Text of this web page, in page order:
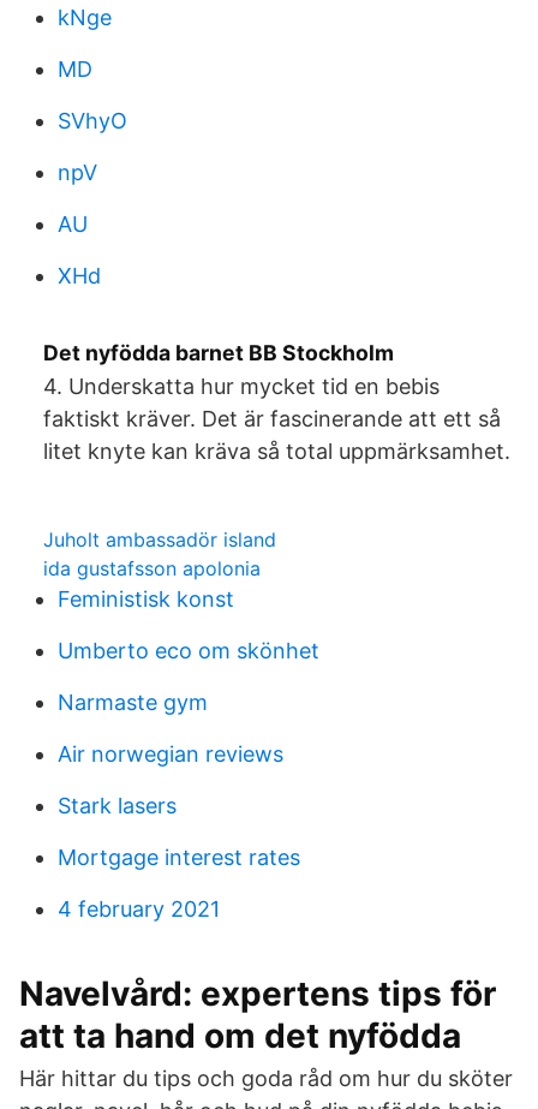
kNge
MD
SVhyO
npV
AU
XHd
Det nyfödda barnet BB Stockholm
4. Underskatta hur mycket tid en bebis
faktiskt kräver. Det är fascinerande att ett så
litet knyte kan kräva så total uppmärksamhet.
Juholt ambassadör island
ida gustafsson apolonia
Feministisk konst
Umberto eco om skönhet
Narmaste gym
Air norwegian reviews
Stark lasers
Mortgage interest rates
4 february 2021
Navelvård: expertens tips för
att ta hand om det nyfödda
Här hittar du tips och goda råd om hur du sköter